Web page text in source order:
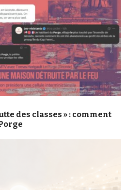
des classes » : comment